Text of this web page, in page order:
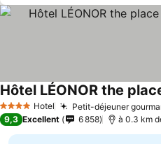
4 Étoiles Hotel Petit-déjeuner
9,3 Excellent 6 858 à 0.3 km